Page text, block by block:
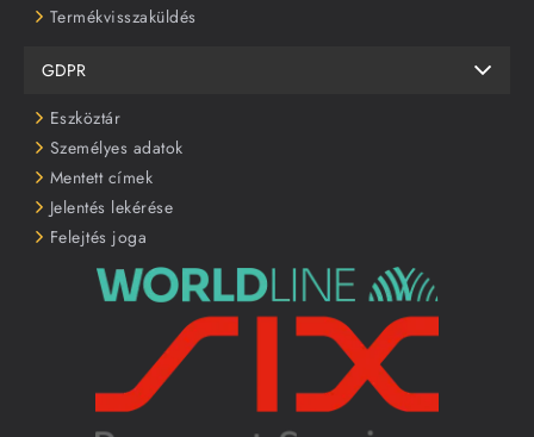
Termékvisszaküldés
GDPR
Eszköztár
Személyes adatok
Mentett címek
Jelentés lekérése
Felejtés joga